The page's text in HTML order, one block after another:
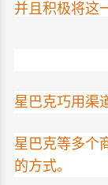
并且积极将这
星巴克巧用渠
星巴克等多个
的方式。